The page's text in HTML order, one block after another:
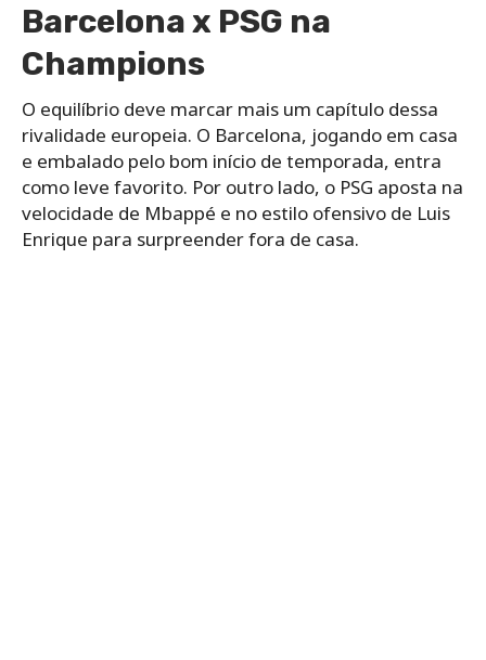
Barcelona x PSG na
Champions
O equilíbrio deve marcar mais um capítulo dessa
rivalidade europeia. O Barcelona, jogando em casa
e embalado pelo bom início de temporada, entra
como leve favorito. Por outro lado, o PSG aposta na
velocidade de Mbappé e no estilo ofensivo de Luis
Enrique para surpreender fora de casa.